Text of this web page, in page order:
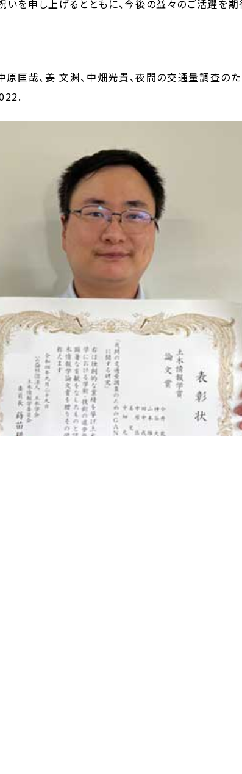
申し上げるとともに、今後の益々のご活躍を期
原匡哉、姜 文渊、中畑光貴、夜間の交通量調査